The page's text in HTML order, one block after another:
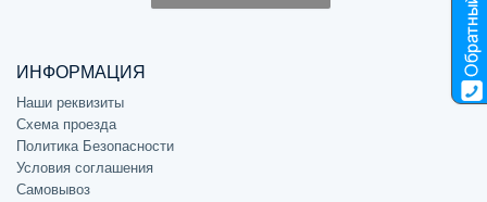
ИНФОРМАЦИЯ
Наши реквизиты
Схема проезда
Политика Безопасности
Условия соглашения
Самовывоз